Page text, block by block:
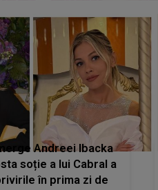
Andreei Ibacka
soție a lui Cabral a
în prima zi de